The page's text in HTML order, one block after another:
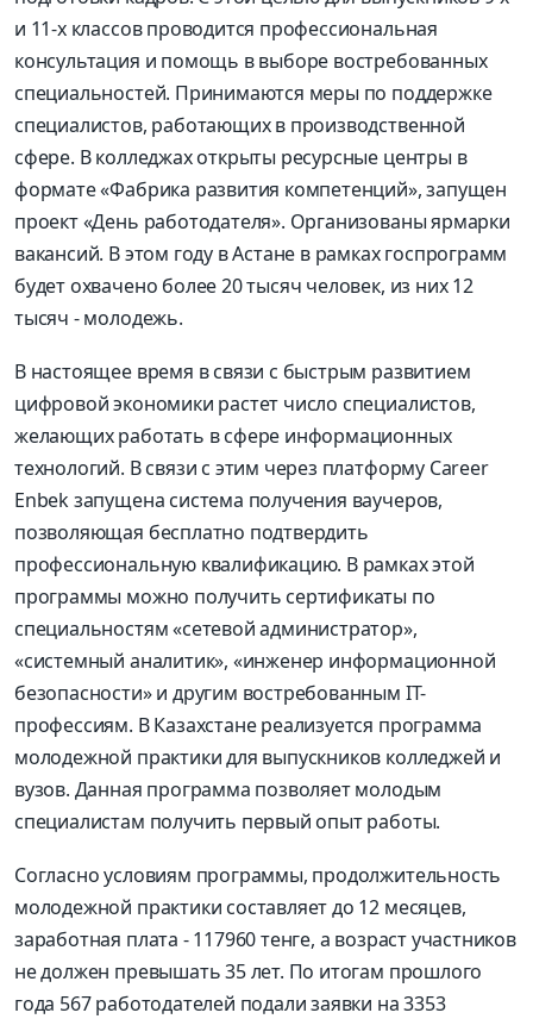
и 11-х классов проводится профессиональная
консультация и помощь в выборе востребованных
специальностей. Принимаются меры по поддержке
специалистов, работающих в производственной
сфере. В колледжах открыты ресурсные центры в
формате «Фабрика развития компетенций», запущен
проект «День работодателя». Организованы ярмарки
вакансий. В этом году в Астане в рамках госпрограмм
будет охвачено более 20 тысяч человек, из них 12
тысяч - молодежь.
В настоящее время в связи с быстрым развитием
цифровой экономики растет число специалистов,
желающих работать в сфере информационных
технологий. В связи с этим через платформу Career
Enbek запущена система получения ваучеров,
позволяющая бесплатно подтвердить
профессиональную квалификацию. В рамках этой
программы можно получить сертификаты по
специальностям «сетевой администратор»,
«системный аналитик», «инженер информационной
безопасности» и другим востребованным IT-
профессиям. В Казахстане реализуется программа
молодежной практики для выпускников колледжей и
вузов. Данная программа позволяет молодым
специалистам получить первый опыт работы.
Согласно условиям программы, продолжительность
молодежной практики составляет до 12 месяцев,
заработная плата - 117960 тенге, а возраст участников
не должен превышать 35 лет. По итогам прошлого
года 567 работодателей подали заявки на 3353